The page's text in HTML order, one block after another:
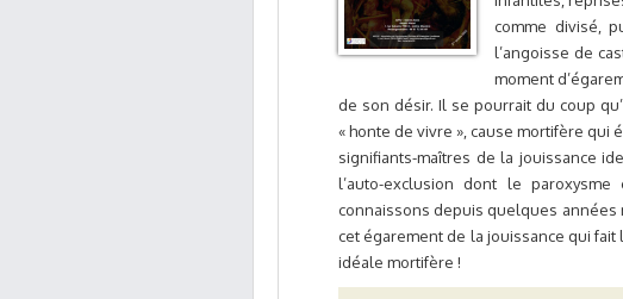
comme divisé,
l’angoisse de
moment
de son désir. Il se pourrait du coup
« honte de vivre », cause mortifère qui
signifiants-maîtres de la jouissance
l’auto-exclusion dont le paroxysme
connaissons depuis quelques
cet égarement de la jouissance qui
idéale mortifère !